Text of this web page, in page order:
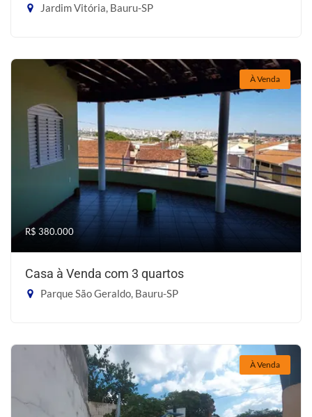
Jardim Vitória, Bauru-SP
À Venda
R$ 380.000
Casa à Venda com 3 quartos
Parque São Geraldo, Bauru-SP
À Venda